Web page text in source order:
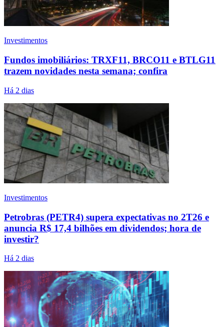
Investimentos
Fundos imobiliários: TRXF11, BRCO11 e BTLG11
trazem novidades nesta semana; confira
Há 2 dias
Investimentos
Petrobras (PETR4) supera expectativas no 2T26 e
anuncia R$ 17,4 bilhões em dividendos; hora de
investir?
Há 2 dias